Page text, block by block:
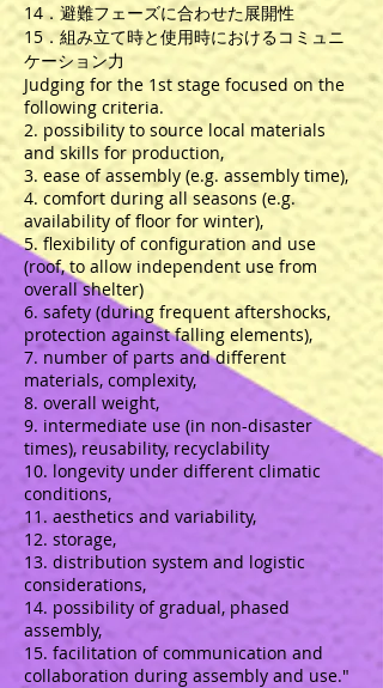
14．避難フェーズに合わせた展開性
15．組み立て時と使用時におけるコミュニ
ケーション力
Judging for the 1st stage focused on the
following criteria.
2. possibility to source local materials
and skills for production,
3. ease of assembly (e.g. assembly time),
4. comfort during all seasons (e.g.
availability of floor for winter),
5. flexibility of configuration and use
(roof, to allow independent use from
overall shelter)
6. safety (during frequent aftershocks,
protection against falling elements),
7. number of parts and different
materials, complexity,
8. overall weight,
9. intermediate use (in non-disaster
times), reusability, recyclability
10. longevity under different climatic
conditions,
11. aesthetics and variability,
12. storage,
13. distribution system and logistic
considerations,
14. possibility of gradual, phased
assembly,
15. facilitation of communication and
collaboration during assembly and use."